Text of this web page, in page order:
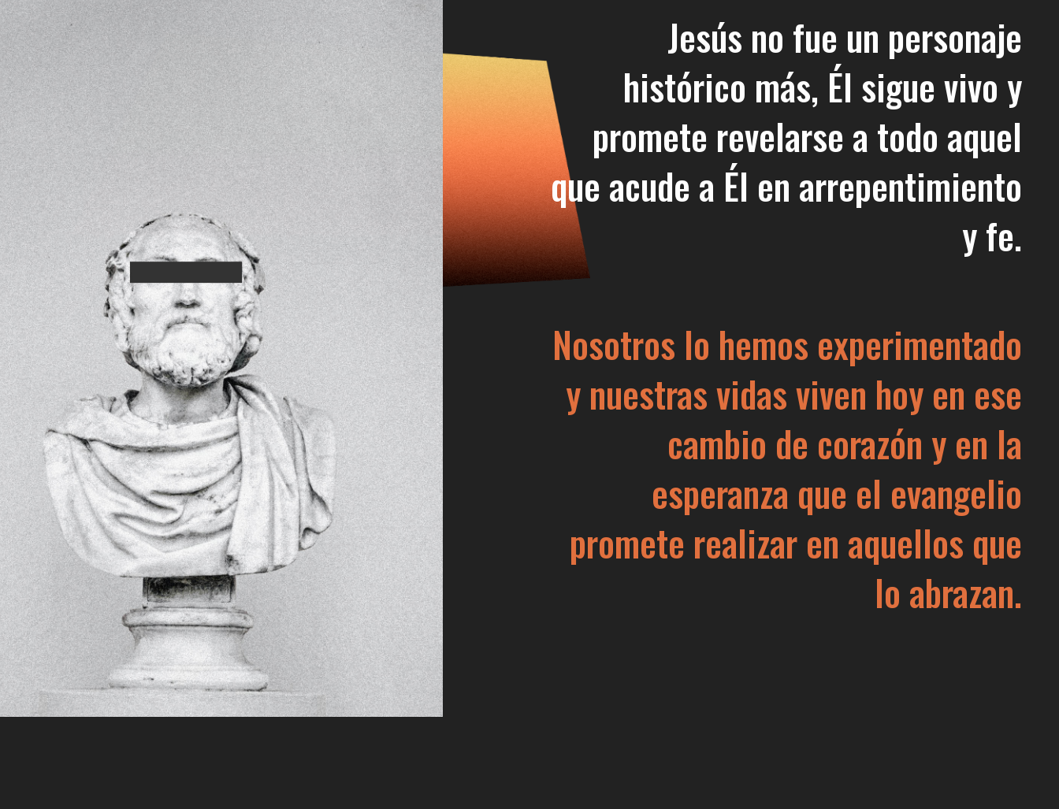
Jesús no fue un personaje
histórico más, Él sigue vivo y
promete revelarse a todo aquel
que acude a Él en arrepentimiento
y fe.
Nosotros lo hemos experimentado
y nuestras vidas viven hoy en ese
cambio de corazón y en la
esperanza que el evangelio
promete realizar en aquellos que
lo abrazan.